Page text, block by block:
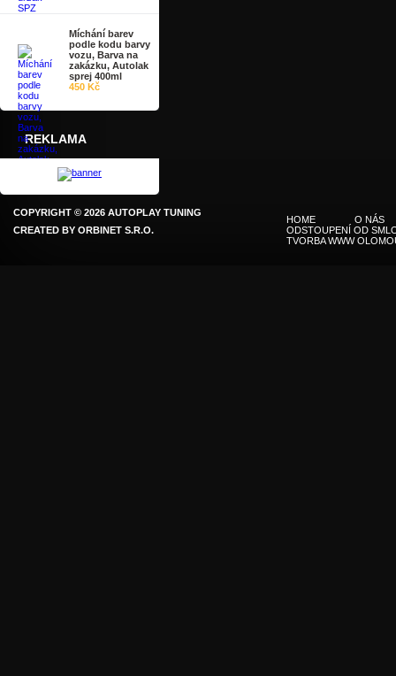
Míchání barev
podle kodu barvy
vozu, Barva na
zakázku, Autolak
sprej 400ml
450 Kč
REKLAMA
COPYRIGHT © 2026 AUTOPLAY TUNING
CREATED BY ORBINET S.R.O.
HOME
O NÁS
ODSTOUPENÍ OD
TVORBA WWW